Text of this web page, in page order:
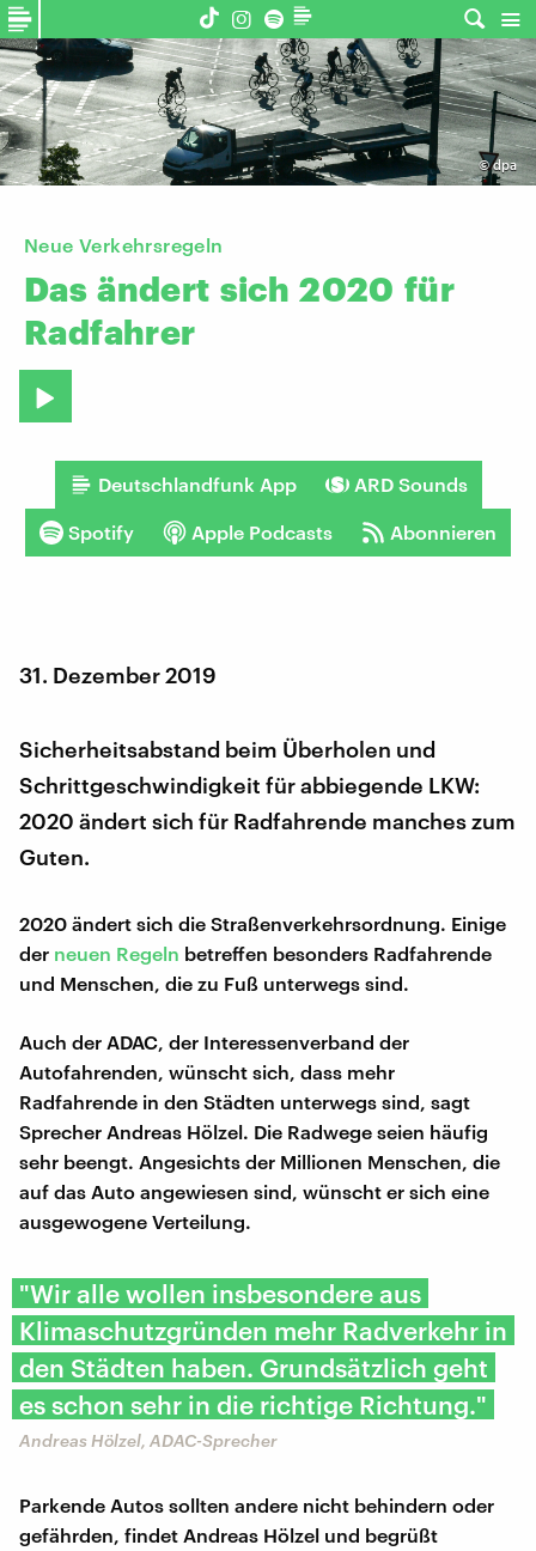
©dpa
Neue Verkehrsregeln
Das ändert sich 2020 für
Radfahrer
Deutschlandfunk App ARD Sounds
Spotify Apple Podcasts Abonnieren
31. Dezember 2019
Sicherheitsabstand beim Überholen und
Schrittgeschwindigkeit für abbiegende LKW:
2020 ändert sich für Radfahrende manches zum
Guten.
2020 ändert sich die Straßenverkehrsordnung. Einige
der neuen Regeln betreffen besonders Radfahrende
und Menschen, die zu Fuß unterwegs sind.
Auch der ADAC, der Interessenverband der
Autofahrenden, wünscht sich, dass mehr
Radfahrende in den Städten unterwegs sind, sagt
Sprecher Andreas Hölzel. Die Radwege seien häufig
sehr beengt. Angesichts der Millionen Menschen, die
auf das Auto angewiesen sind, wünscht er sich eine
ausgewogene Verteilung.
"Wir alle wollen insbesondere aus
Klimaschutzgründen mehr Radverkehr in
den Städten haben. Grundsätzlich geht
es schon sehr in die richtige Richtung."
Andreas Hölzel, ADAC-Sprecher
Parkende Autos sollten andere nicht behindern oder
gefährden, findet Andreas Hölzel und begrüßt